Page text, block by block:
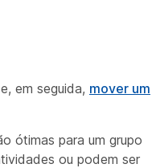
e, em seguida, mover um
ótimas para um grupo
ou podem ser